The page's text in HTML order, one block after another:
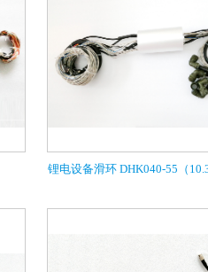
锂电设备滑环 DHK040-55（